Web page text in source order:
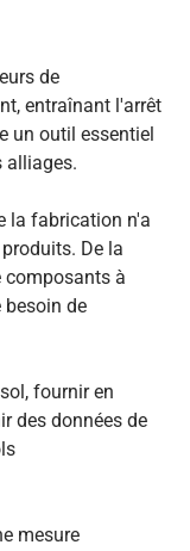
de
entraînant l'arrêt
un outil essentiel
alliages.
la fabrication n'a
De la
composants à
besoin de
fournir en
des données de
mesure